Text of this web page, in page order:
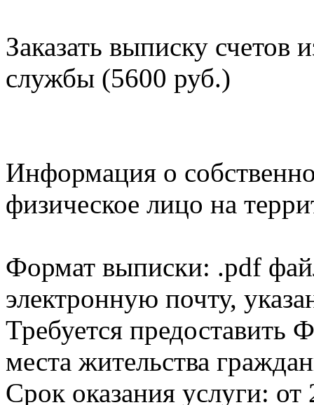
Заказать выписку счетов
службы (5600 руб.)
Информация о
физическое лицо на
Формат выписки: .pdf
электронную почту,
Требуется
места жительства
Срок оказания услуги: от